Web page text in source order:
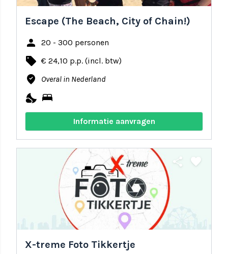
Escape (The Beach, City of Chain!)
person 20 - 300 personen
local_offer € 24,10 p.p. (incl. btw)
where_to_vote Overal in Nederland
nights_stay bed
Informatie aanvragen
share favorite
X-treme Foto Tikkertje